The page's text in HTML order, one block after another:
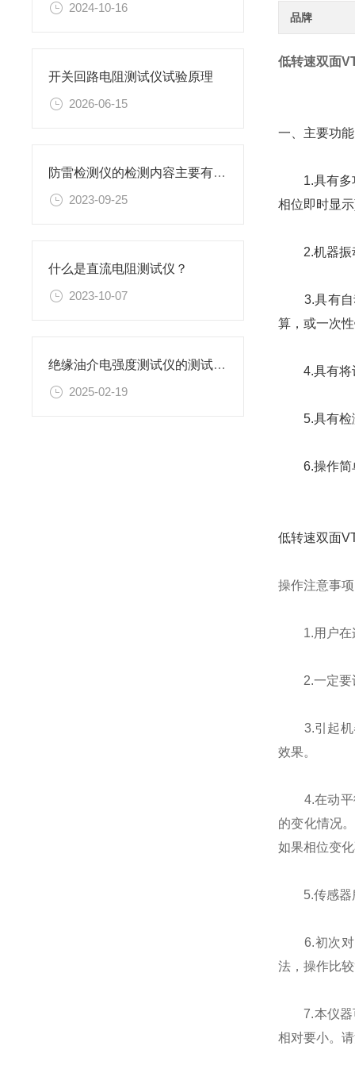
2024-10-16
开关回路电阻测试仪试验原理
2026-06-15
防雷检测仪的检测内容主要有哪些？
2023-09-25
什么是直流电阻测试仪？
2023-10-07
绝缘油介电强度测试仪的测试结果不准确可能是什么原因导致的
2025-02-19
品牌
低转速双面
一、主要功
1.具有多功
相位即时显
2.机器振动
3.具有自动
算，或一次
4.具有将计
5.具有检测
6.操作简单
低转速双面
操作注意事
1.用户在连
2.一定要认
3.引起机器
效果。
4.在动平衡
的变化情况
如果相位变
5.传感器所
6.初次对某
法，操作比
7.本仪器可
相对要小。